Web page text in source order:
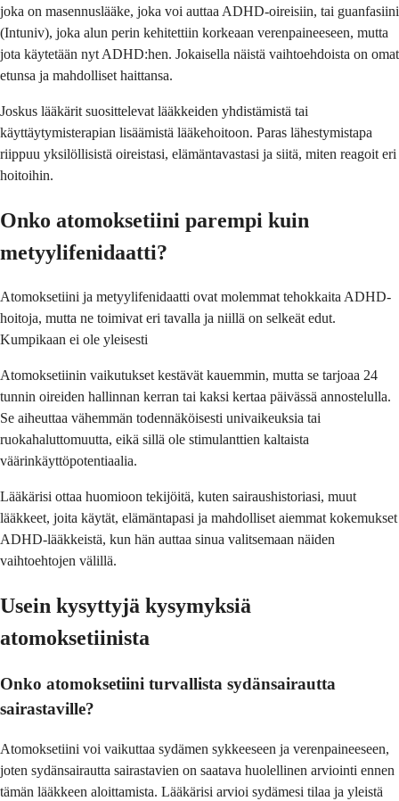
joka on masennuslääke, joka voi auttaa ADHD-oireisiin, tai guanfasiini
(Intuniv), joka alun perin kehitettiin korkeaan verenpaineeseen, mutta
jota käytetään nyt ADHD:hen. Jokaisella näistä vaihtoehdoista on omat
etunsa ja mahdolliset haittansa.
Joskus lääkärit suosittelevat lääkkeiden yhdistämistä tai
käyttäytymisterapian lisäämistä lääkehoitoon. Paras lähestymistapa
riippuu yksilöllisistä oireistasi, elämäntavastasi ja siitä, miten reagoit eri
hoitoihin.
Onko atomoksetiini parempi kuin
metyylifenidaatti?
Atomoksetiini ja metyylifenidaatti ovat molemmat tehokkaita ADHD-
hoitoja, mutta ne toimivat eri tavalla ja niillä on selkeät edut.
Kumpikaan ei ole yleisesti
Atomoksetiinin vaikutukset kestävät kauemmin, mutta se tarjoaa 24
tunnin oireiden hallinnan kerran tai kaksi kertaa päivässä annostelulla.
Se aiheuttaa vähemmän todennäköisesti univaikeuksia tai
ruokahaluttomuutta, eikä sillä ole stimulanttien kaltaista
väärinkäyttöpotentiaalia.
Lääkärisi ottaa huomioon tekijöitä, kuten sairaushistoriasi, muut
lääkkeet, joita käytät, elämäntapasi ja mahdolliset aiemmat kokemukset
ADHD-lääkkeistä, kun hän auttaa sinua valitsemaan näiden
vaihtoehtojen välillä.
Usein kysyttyjä kysymyksiä
atomoksetiinista
Onko atomoksetiini turvallista sydänsairautta
sairastaville?
Atomoksetiini voi vaikuttaa sydämen sykkeeseen ja verenpaineeseen,
joten sydänsairautta sairastavien on saatava huolellinen arviointi ennen
tämän lääkkeen aloittamista. Lääkärisi arvioi sydämesi tilaa ja yleistä